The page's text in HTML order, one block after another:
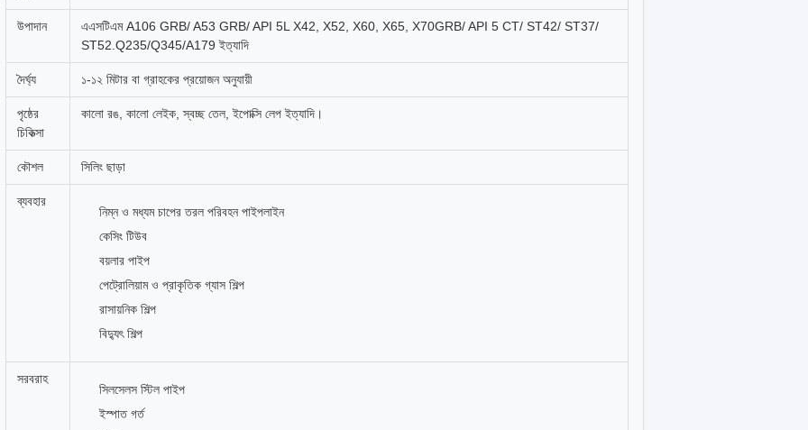
উপাদান
এএসটিএম A106 GRB/ A53 GRB/ API 5L X42, X52, X60, X65, X70GRB/ API 5 CT/ ST42/ ST37/
ST52.Q235/Q345/A179 ইত্যাদি
দৈর্ঘ্য ১-১২ মিটার বা গ্রাহকের প্রয়োজন অনুযায়ী
পৃষ্ঠের
চিকিত্সা
কালো রঙ, কালো লেইক, স্বচ্ছ তেল, ইপোক্সি লেপ ইত্যাদি।
কৌশল সিলিং ছাড়া
ব্যবহার
নিম্ন ও মধ্যম চাপের তরল পরিবহন পাইপলাইন
কেসিং টিউব
বয়লার পাইপ
পেট্রোলিয়াম ও প্রাকৃতিক গ্যাস শিল্প
রাসায়নিক শিল্প
বিদ্যুৎ শিল্প
সরবরাহ
সিলসেলস স্টিল পাইপ
ইস্পাত গর্ত